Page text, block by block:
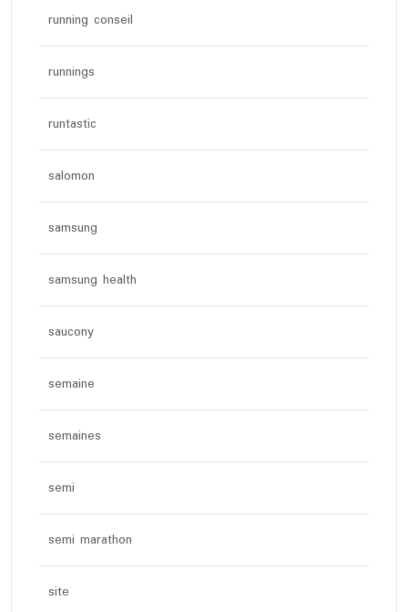
running conseil
runnings
runtastic
salomon
samsung
samsung health
saucony
semaine
semaines
semi
semi marathon
site